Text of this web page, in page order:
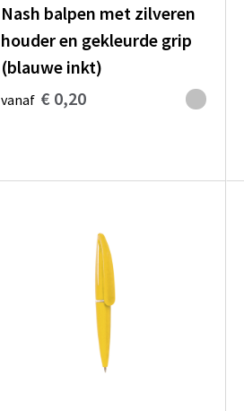
Nash balpen met zilveren
houder en gekleurde grip
(blauwe inkt)
vanaf € 0,20